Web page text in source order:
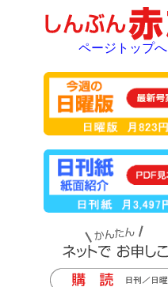
ページトップへ